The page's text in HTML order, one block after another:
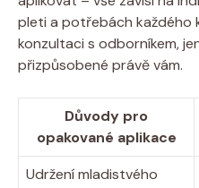
pleti a potřebách každého
‌konzultaci ‍s odborníkem,
přizpůsobené právě vám.
Důvody pro
opakované aplikace
Udržení mladistvého